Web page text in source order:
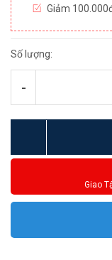
Giảm
Số lượng:
-
Giao